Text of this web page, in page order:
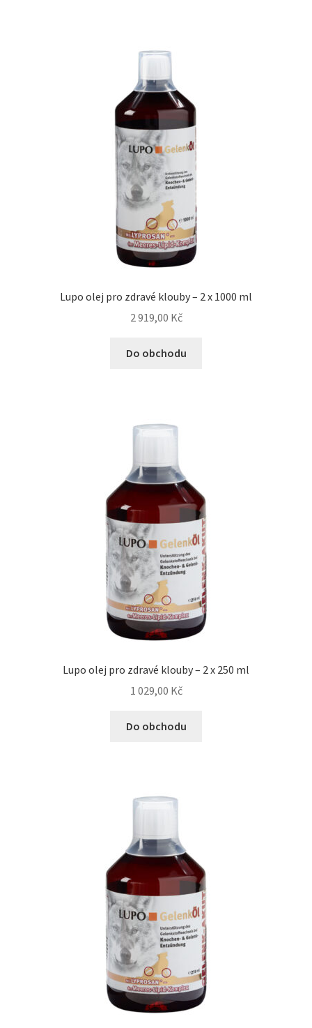
Lupo olej pro zdravé klouby – 2 x 1000 ml
2 919,00 Kč
Do obchodu
Lupo olej pro zdravé klouby – 2 x 250 ml
1 029,00 Kč
Do obchodu